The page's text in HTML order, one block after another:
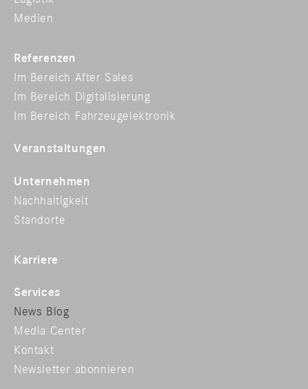
Medien
Referenzen
Im Bereich After Sales
Im Bereich Digitalisierung
Im Bereich Fahrzeugelektronik
Veranstaltungen
Unternehmen
Nachhaltigkeit
Standorte
Karriere
Services
News Blog
Media Center
Kontakt
Newsletter abonnieren